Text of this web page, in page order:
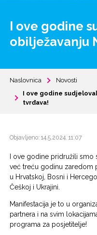
I ove godine
obilježavanju
Naslovnica
Novosti
I ove godine
tvrđava!
Objavljeno: 14.5.2024. 11:07
I ove godine pridružili smo
već treću godinu zaredom
u Hrvatskoj, Bosni i
Češkoj i Ukrajini.
Manifestacija je to u
partnera i na svim
programa za posjetitelje!